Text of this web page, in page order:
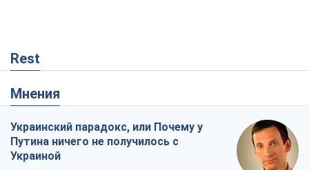
Rest
Мнения
Украинский парадокс, или Почему у
Путина ничего не получилось с
Украиной